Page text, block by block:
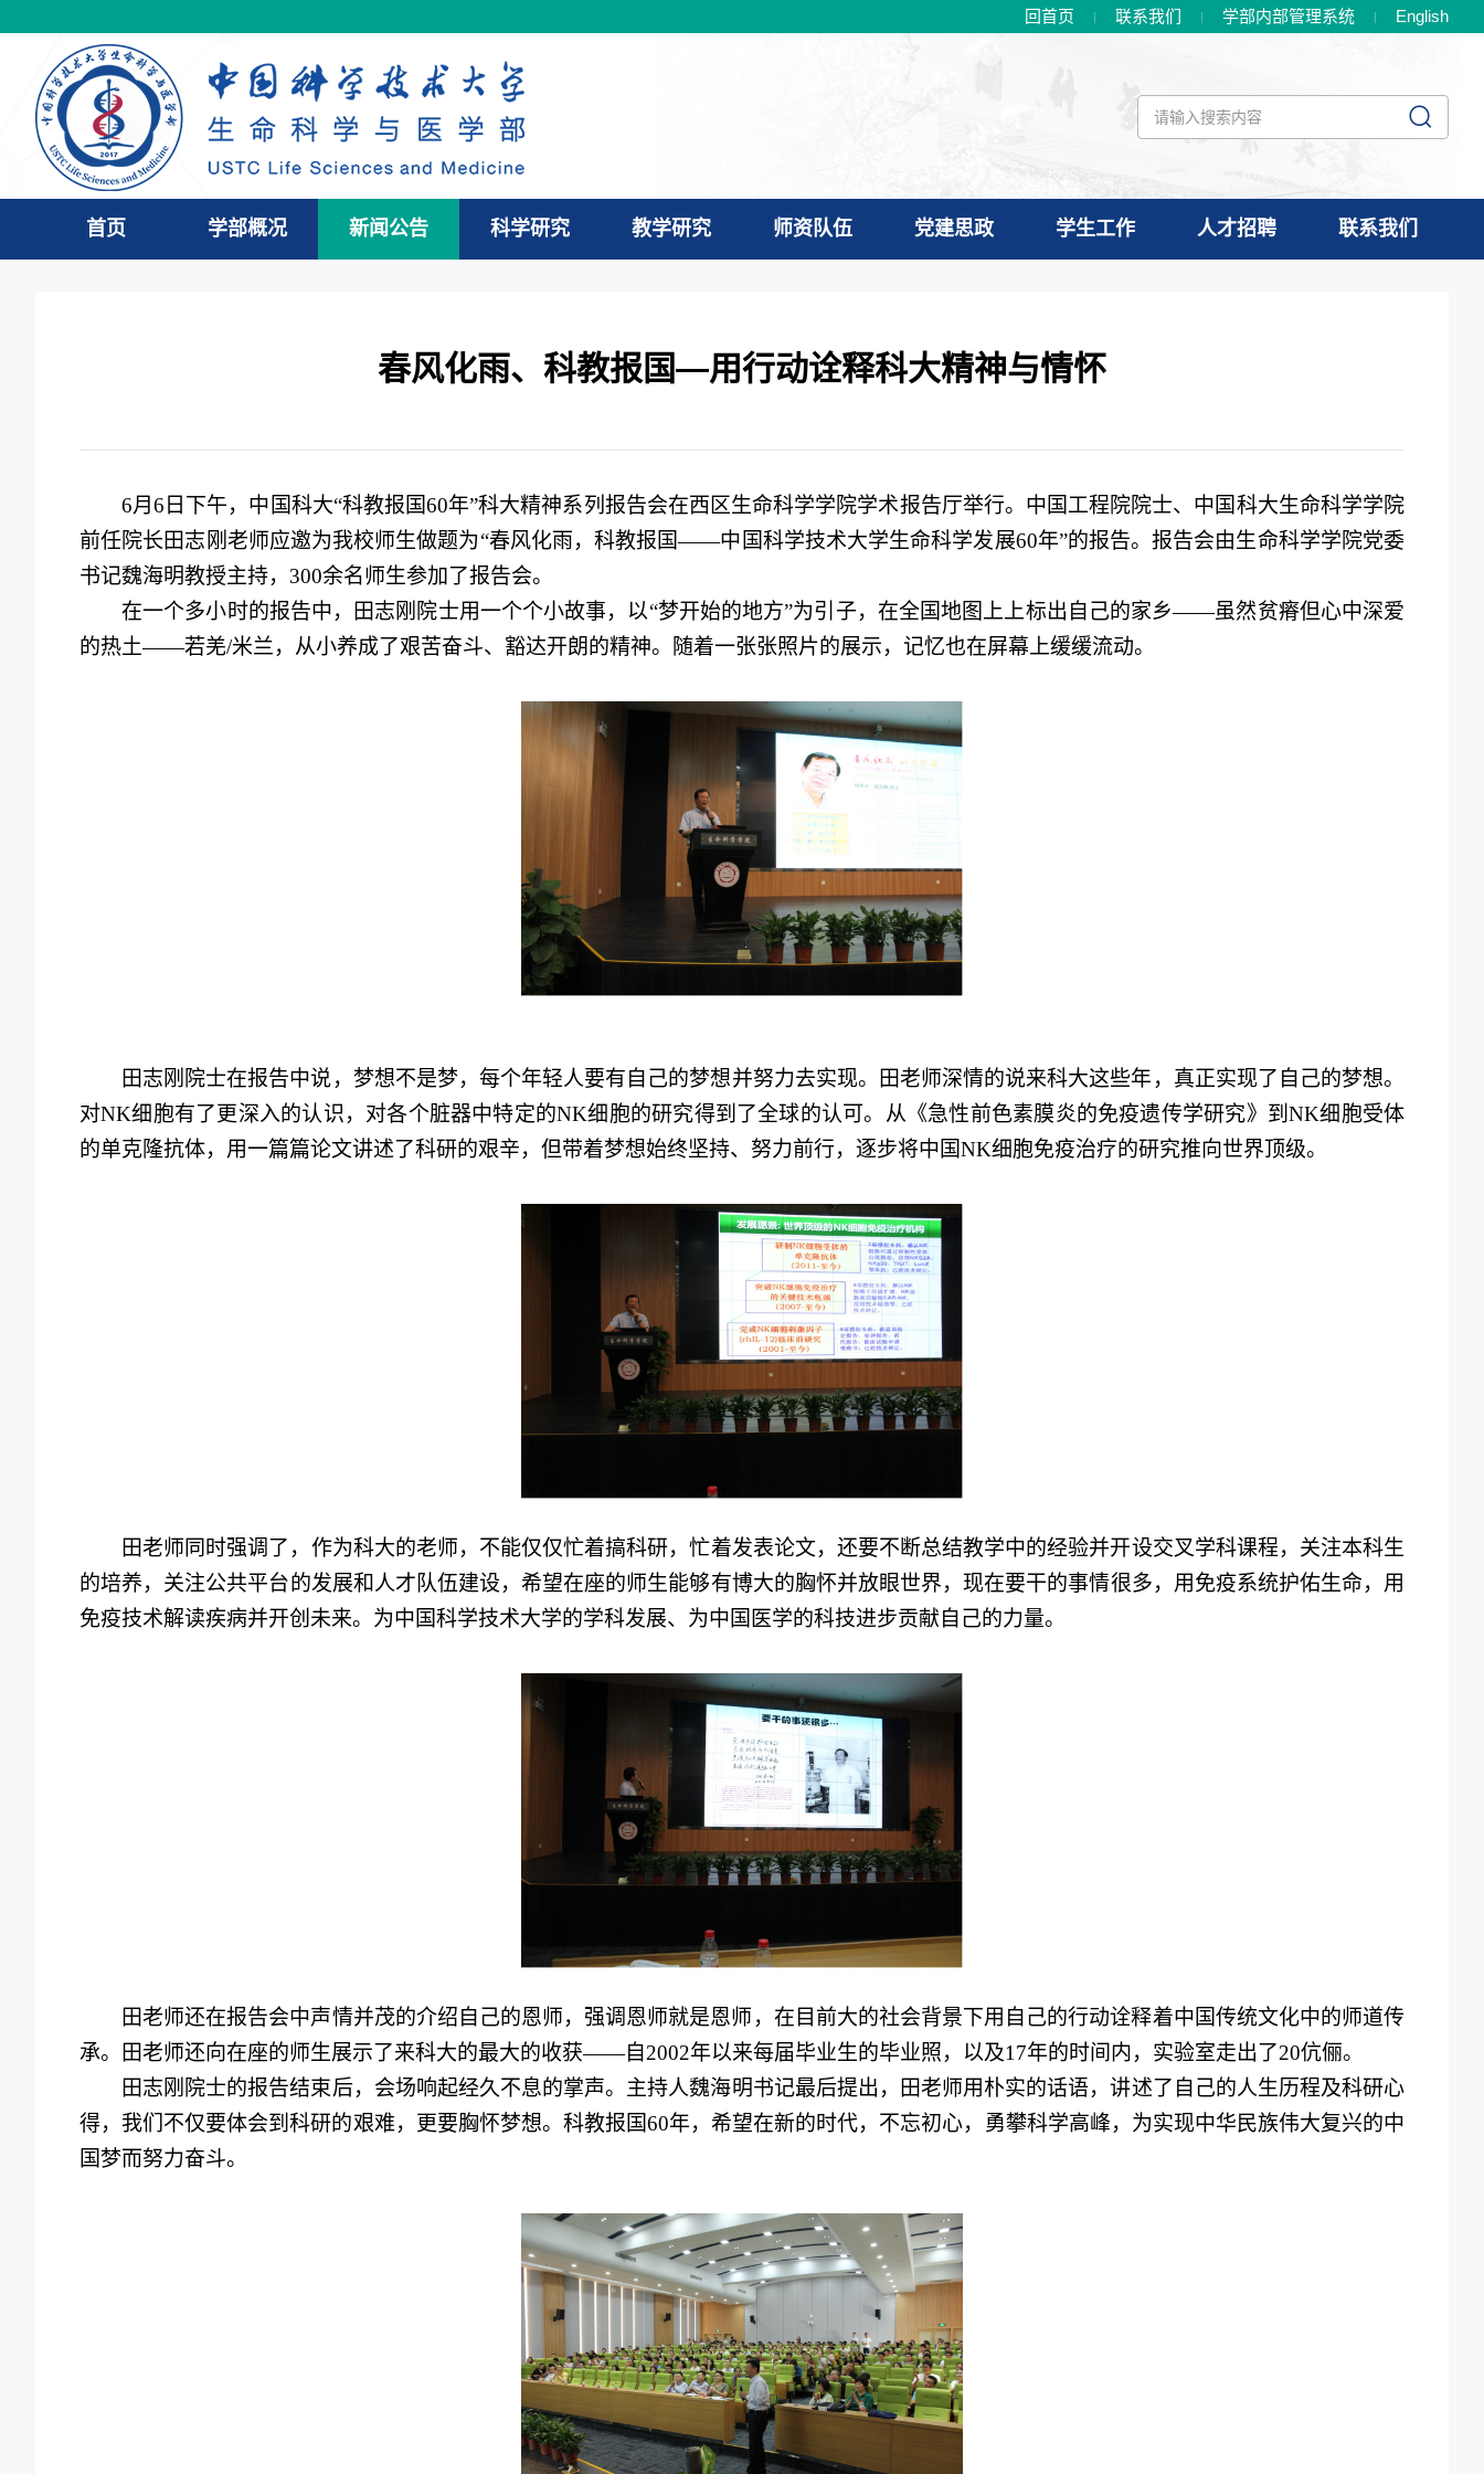
回首页 联系我们 学部内部管理系统 English
首页 学部概况 新闻公告 科学研究 教学研究 师资队伍 党建思政 学生工作 人才招聘 联系我们
春风化雨、科教报国—用行动诠释科大精神与情怀
6月6 日下午，中国科大“科教报国60年”科大精神系列报告会在西区生命科学学院学术报告厅举行。中国工程院院士、中国科大生命科学学院
前任院长田志刚老师应邀为我校师生做题为“春风化雨，科教报国——中国科学技术大学生命科学发展60年”的报告。报告会由生命科学学院党委
书记魏海明教授主持， 300余名师生参加了报告会。
在一个多小时的报告中，田志刚 院士用一个个小故事， 以“梦开始的地方”为引 子， 在全国地图上 上标出自己的家乡——虽然贫瘠但心中深爱
的热土——若羌/米兰，从小养成了艰苦奋斗、豁达开朗的精神。随着一张张照片的展示， 记忆也在屏幕上缓缓流动。
田志刚 院士在报告中说，梦想不是梦， 每个年轻人要有自己的梦想并努力去实现。田老师深情的说来科大这些年，真正实现了自己的梦想。
对NK细胞有了更深入的认识，对各个脏器中特定的NK细胞的研究得到了全球的认可。从《急性前色素膜炎的免疫遗传学研究》 到NK细胞受体
的单克隆抗体， 用一篇篇论文讲述了科研的艰辛，但带着梦想始终坚持、 努力前行，逐步将中国NK细胞免疫治疗的研究推向世界 顶级。
田老师 同时强调 了 ， 作为科大的老师，不能仅仅忙着搞科研，忙着发表论文，还要不断总结教学中的经验并开设交叉学科课程， 关注本科生
的培养，关注公共平台的发展和人才队伍建设，希望在座的师生能够有博大的胸怀并放眼世界， 现在要干的事情很多，用免疫系统护佑生命，用
免疫技术解读疾病并开创未来。为中国科学技术大学的学科发展、为中国 医学的科技进步贡献自己的力量。
田老师还在报告会中声情并茂的介绍 自己的恩师，强调恩师就是恩师，在 目前大的社会背景下用 自己的行动诠释着中国传统文化中的师道传
承。田老师还向在座的师生展示了来科大的最大的收获——自2002年以来每届毕业生的毕业照， 以及17年的时间内，实验室走出了20伉俪。
田志刚 院士的报告结束后， 会场响起经久不息的掌声。主持人魏海明书记最后提出 ， 田老师用朴实的话语，讲述了自己的人生历程及科研心
得， 我们不仅要体会到科研的艰难，更要胸怀梦想。科教报国60年，希望在新的时代， 不忘初心，勇攀科学高峰，为实现中华民族伟大复兴的中
国梦而努力奋斗。